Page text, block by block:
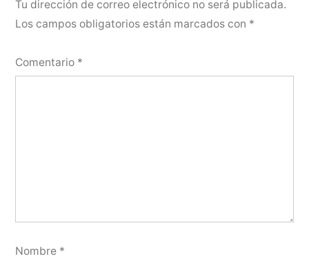
Tu dirección de correo electrónico no será publicada.
Los campos obligatorios están marcados con *
Comentario *
Nombre *